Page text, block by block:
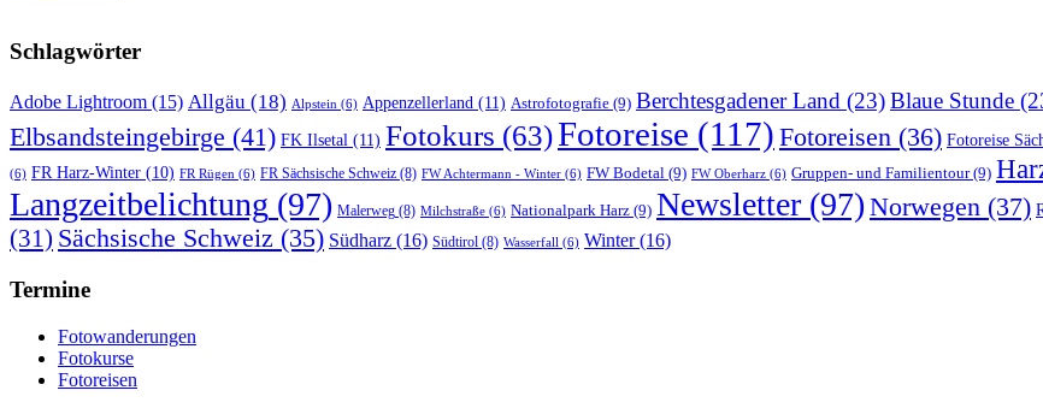
Schlagwörter
Adobe Lightroom (15) Allgäu (18) Alpstein (6) Appenzellerland (11) Astrofotografie (9) Berchtesgadener Land (23)Blaue Stunde
Elbsandsteingebirge (41) FK Ilsetal (11) Fotokurs (63)Fotoreise (117) Fotoreisen (36) Fotoreise
(6) FR Harz-Winter (10) FR Rügen (6) FR Sächsische Schweiz (8) FW Achtermann - Winter (6) FW Bodetal (9) FW Oberharz (6) Gruppen- und Familientour(9)
Langzeitbelichtung (97) Malerweg (8) Milchstraße (6) Nationalpark Harz (9) Newsletter (97) Norwegen (37)
(31) Sächsische Schweiz (35) Südharz (16) Südtirol (8) Wasserfall (6) Winter(16)
Termine
Fotowanderungen
Fotokurse
Fotoreisen